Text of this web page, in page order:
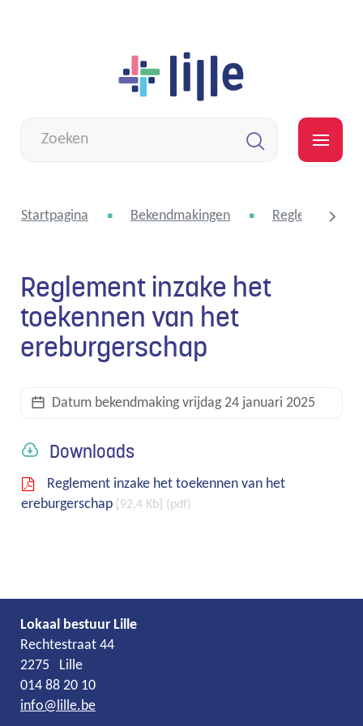
inhoud
zoek
links
Startpagina Bekendmakingen Reglementen
Reglement inzake het
toekennen van het
ereburgerschap
Datum bekendmakingvrijdag 24 januari 2025
Downloads
Reglement inzake het toekennen van het
ereburgerschap
92,4 Kb pdf
Lokaal bestuur Lille
Adres
Rechtestraat 44
2275
Lille
Tel.
014 88 20 10
E-
mail
info@lille.be